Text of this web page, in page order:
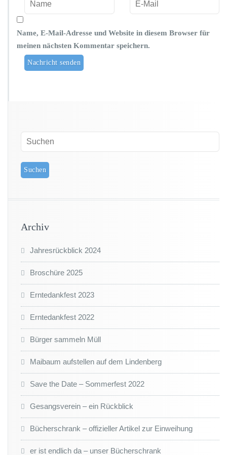
Name, E-Mail-Adresse und Website in diesem Browser für
meinen nächsten Kommentar speichern.
Archiv
Jahresrückblick 2024
Broschüre 2025
Erntedankfest 2023
Erntedankfest 2022
Bürger sammeln Müll
Maibaum aufstellen auf dem Lindenberg
Save the Date – Sommerfest 2022
Gesangsverein – ein Rückblick
Bücherschrank – offizieller Artikel zur Einweihung
er ist endlich da – unser Bücherschrank